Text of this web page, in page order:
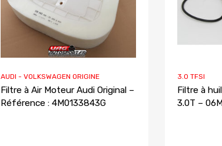
AUDI - VOLKSWAGEN ORIGINE
Filtre à Air Moteur Audi Original –
Référence : 4M0133843G
3.0 TFSI
Filtre à
3.0T –